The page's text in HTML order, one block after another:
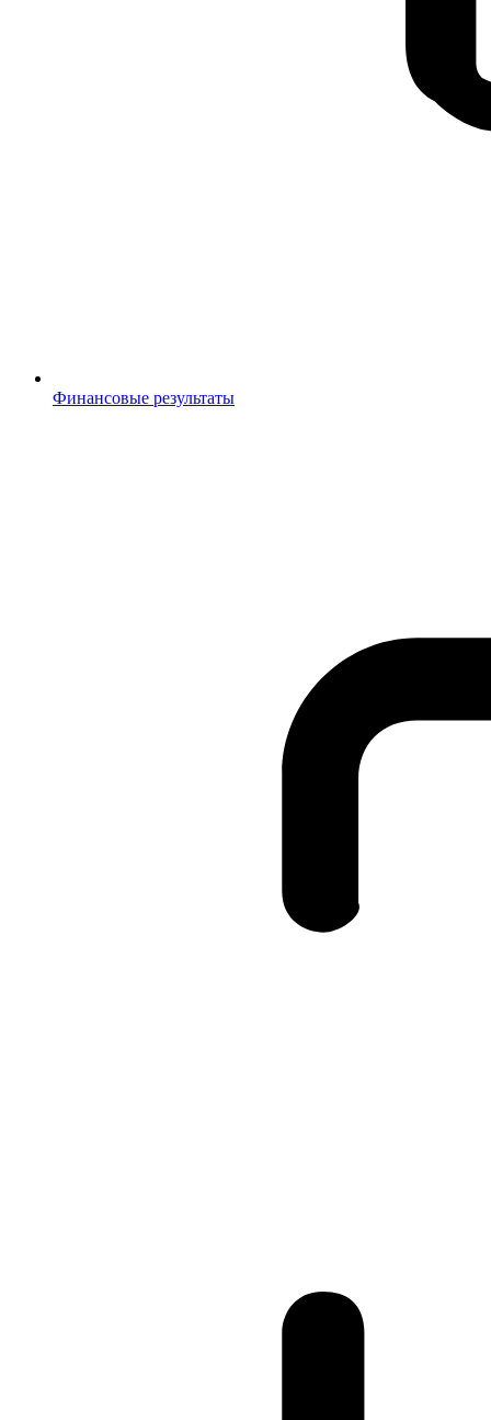
Финансовые результаты